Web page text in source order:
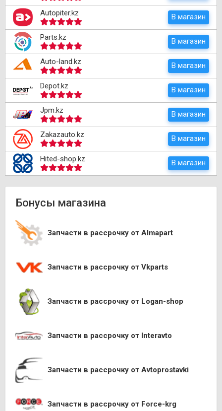
Autopiter.kz В магазин
Parts.kz В магазин
Auto-land.kz В магазин
Depot.kz В магазин
Jpm.kz В магазин
Zakazauto.kz В магазин
Hited-shop.kz В магазин
Бонусы магазина
Запчасти в рассрочку от Almapart
Запчасти в рассрочку от Vkparts
Запчасти в рассрочку от Logan-shop
Запчасти в рассрочку от Interavto
Запчасти в рассрочку от Avtoprostavki
Запчасти в рассрочку от Force-krg